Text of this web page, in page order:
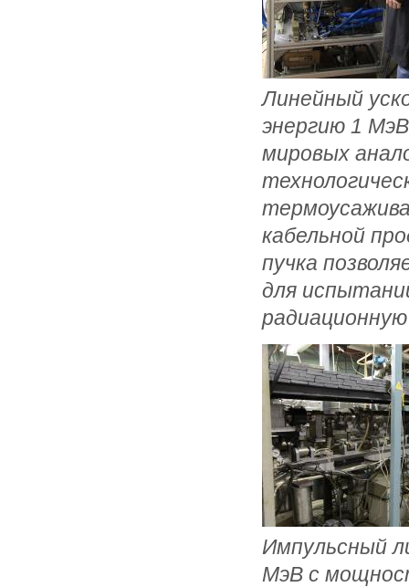
Линейный
энергию 1
мировых
кабельной
пучка
для
Импульсный
МэВ с